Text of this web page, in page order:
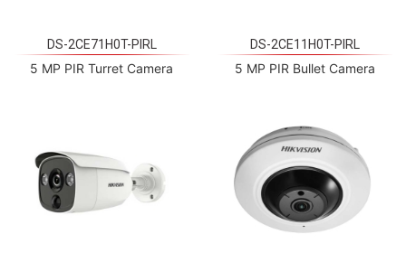
DS-2CE71H0T-PIRL
5 MP PIR Turret Camera
DS-2CE11H0T-PIRL
5 MP PIR Bullet Camera